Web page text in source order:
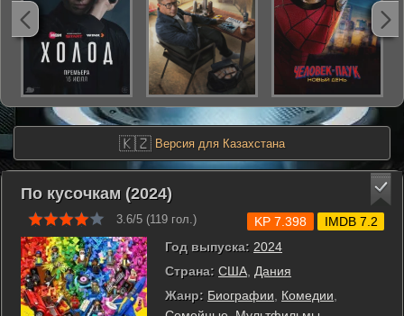
🇰🇿 Версия для Казахстана
По кусочкам (2024)
3.6/5 (119 гол.)
Год выпуска: 2024
Страна: США Дания
Жанр: Биографии Комедии
KP 7.398 IMDB 7.2